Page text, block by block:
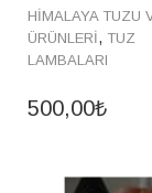
HIMALAYA TUZU
ÜRÜNLERI, TUZ
LAMBALARI
500,00₺